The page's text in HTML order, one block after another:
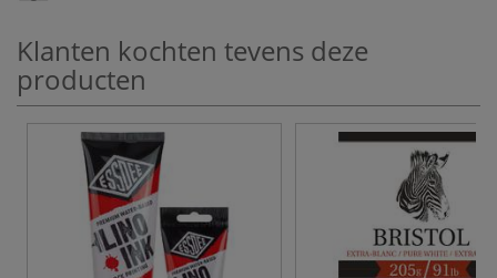
Klanten kochten tevens deze
producten